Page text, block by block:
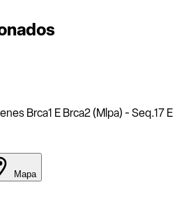
Brca1 E Brca2 (Mlpa) - Seq.17 E
Mapa